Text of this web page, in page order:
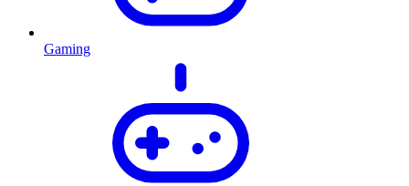
Gaming